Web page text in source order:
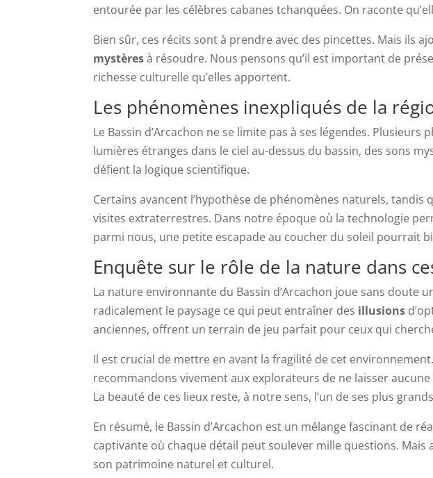
entourée par les célèbres cabanes tchanquées. On raconte
Bien sûr, ces récits sont à prendre avec des pincettes. Mais ils
mystèresà résoudre. Nous pensons qu’il est important de
richesse culturelle qu’elles apportent.
Les phénomènes inexpliqués de la
Le Bassin d’Arcachon ne se limite pas à ses légendes. Plusieurs
lumières étranges dans le ciel au-dessus du bassin, des sons
défient la logique scientifique.
Certains avancent l’hypothèse de phénomènes naturels,
visites extraterrestres. Dans notre époque où la technologie
parmi nous, une petite escapade au coucher du soleil pourrait
Enquête sur le rôle de la nature dans
La nature environnante du Bassin d’Arcachon joue sans doute
radicalement le paysage ce qui peut entraîner des illusions
anciennes, offrent un terrain de jeu parfait pour ceux qui
Il est crucial de mettre en avant la fragilité de cet
recommandons vivement aux explorateurs de ne laisser
La beauté de ces lieux reste, à notre sens, l’un de ses plus
En résumé, le Bassin d’Arcachon est un mélange fascinant de
captivante où chaque détail peut soulever mille questions.
son patrimoine naturel et culturel.